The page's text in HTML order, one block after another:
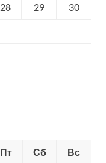
28 29 30
Пт Сб
Вс